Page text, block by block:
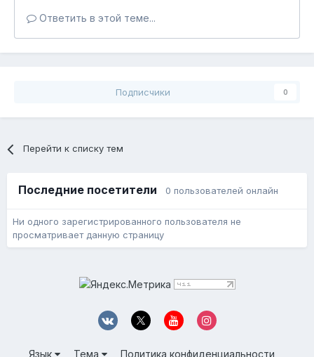
Ответить в этой теме...
Подписчики 0
Перейти к списку тем
Последние посетители 0 пользователей онлайн
Ни одного зарегистрированного пользователя не
просматривает данную страницу
Язык Тема Политика конфиденциальности